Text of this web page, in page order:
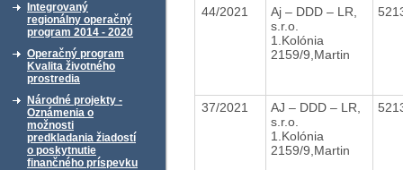
Integrovaný
regionálny operačný
program 2014 - 2020
Operačný program
Kvalita životného
prostredia
Národné projekty -
Oznámenia o
možnosti
predkladania žiadostí
o poskytnutie
finančného príspevku
44/2021
Aj – DDD – LR,
s.r.o.
1.Kolónia
2159/9,Martin
37/2021
AJ – DDD – LR,
s.r.o.
1.Kolónia
2159/9,Martin